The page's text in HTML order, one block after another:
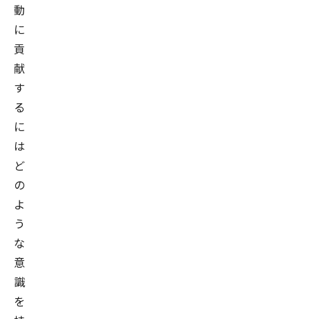
動
に
貢
献
す
る
に
は
ど
の
よ
う
な
意
識
を